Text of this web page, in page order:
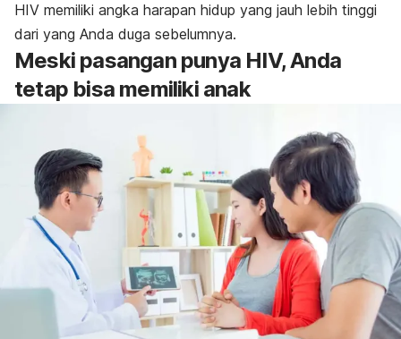
HIV memiliki angka harapan hidup yang jauh lebih tinggi
dari yang Anda duga sebelumnya.
Meski pasangan punya HIV, Anda
tetap bisa memiliki anak